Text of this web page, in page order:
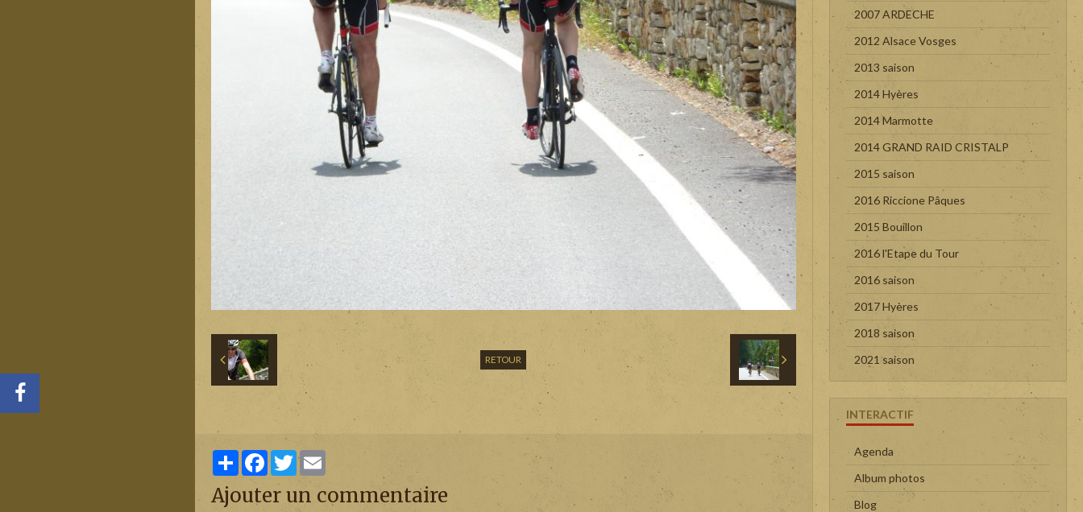
RETOUR
PartagerFacebook
TwitterEmail
Ajouter un commentaire
2007 ARDECHE
2012 Alsace Vosges
2013 saison
2014 Hyères
2014 Marmotte
2014 GRAND RAID CRISTALP
2015 saison
2016 Riccione Pâques
2015 Bouillon
2016 l'Etape du Tour
2016 saison
2017 Hyères
2018 saison
2021 saison
INTERACTIF
Agenda
Album photos
Blog